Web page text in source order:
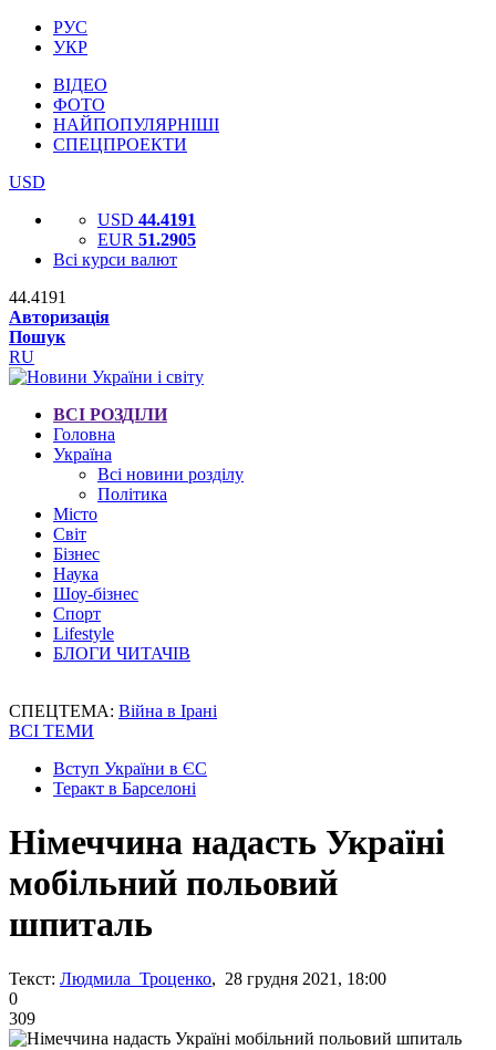
РУС
УКР
ВІДЕО
ФОТО
НАЙПОПУЛЯРНІШІ
СПЕЦПРОЕКТИ
USD
USD 44.4191
EUR 51.2905
Всі курси валют
44.4191
Авторизація
Пошук
RU
ВСІ РОЗДІЛИ
Головна
Україна
Всі новини розділу
Політика
Місто
Світ
Бізнес
Наука
Шоу-бізнес
Спорт
Lifestyle
БЛОГИ ЧИТАЧІВ
СПЕЦТЕМА: Війна в Ірані
ВСІ ТЕМИ
Вступ України в ЄС
Теракт в Барселоні
Німеччина надасть Україні
мобільний польовий
шпиталь
Текст: Людмила Троценко, 28 грудня 2021, 18:00
0
309